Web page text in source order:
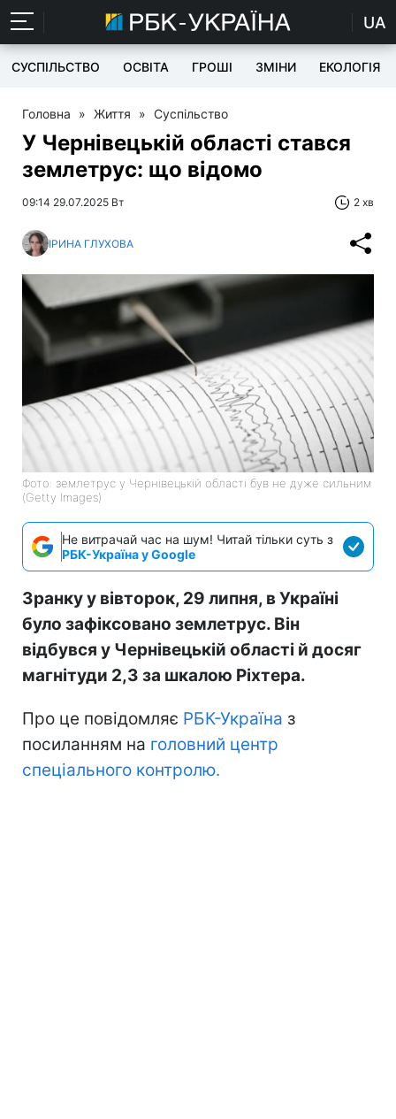
UA
СУСПІЛЬСТВО ОСВІТА ГРОШІ ЗМІНИ ЕКОЛОГІЯ
Головна » Життя » Суспільство
У Чернівецькій області стався
землетрус: що відомо
09:14 29.07.2025 Вт 2 хв
ІРИНА ГЛУХОВА
Фото: землетрус у Чернівецькій області був не дуже сильним
(Getty Images)
Не витрачай час на шум! Читай тільки суть з
РБК-Україна у Google
Зранку у вівторок, 29 липня, в Україні
було зафіксовано землетрус. Він
відбувся у Чернівецькій області й досяг
магнітуди 2,3 за шкалою Ріхтера.
Про це повідомляє РБК-Україна з
посиланням на головний центр
спеціального контролю.